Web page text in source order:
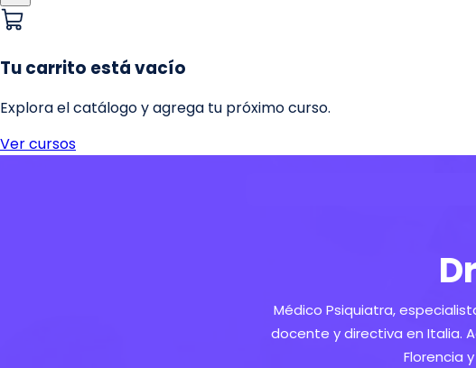
Médico Psiquiatra,
docente y directiva en Italia.
Florencia